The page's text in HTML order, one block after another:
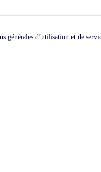
générales d’utilisation et de